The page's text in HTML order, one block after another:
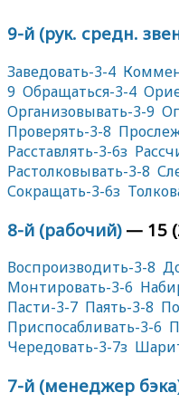
9-й (рук. средн.
Заведовать-3-4
9 Обращаться-3-4
Организовывать-3-9
Проверять-3-8
Расставлять-3-6з
Растолковывать-3-8
Сокращать-3-6з
8-й (рабочий)— 15
Воспроизводить-3-8
Монтировать-3-6
Пасти-3-7 Паять-3-8
Приспосабливать-3-6
Чередовать-3-7з
7-й (менеджер